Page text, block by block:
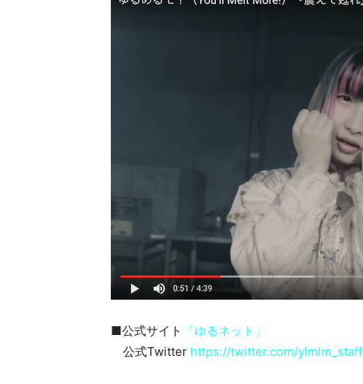
■公式サイト
「ゆるネット」
公式Twitter https://twitter.com/ylmlm_staff